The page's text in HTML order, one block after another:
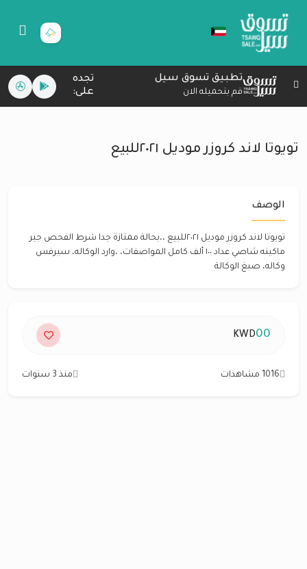
تطبيق تسوق سيل
قم بتحميله الان
تجده
على:
تويوتا لاند كروزر موديل ٢٠٢١للبيع
الوصف
تويوتا لاند كروزر موديل ٢٠٢١للبيع ،،بحالة ممتازة جدا شرط الفحص جير
ماكينه شاصي عداد ١٠٠ ألف كامل المواصفات، ،وارد الوكاله، سيرفس
وكاله، صبغ الوكالة
00
KWD
1016 مشاهدات منذ 3 سنوات